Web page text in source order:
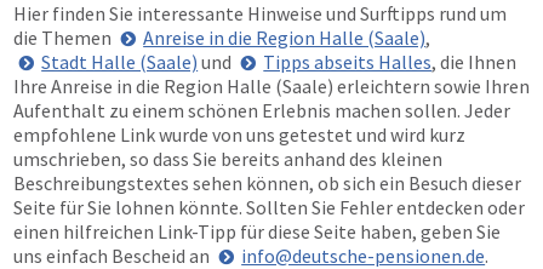
Hier finden Sie interessante Hinweise und Surftipps rund um
die Themen
Anreise in die Region Halle (Saale),
Stadt Halle (Saale) und Tipps abseits Halles, die Ihnen
Ihre Anreise in die Region Halle (Saale) erleichtern sowie Ihren
Aufenthalt zu einem schönen Erlebnis machen sollen. Jeder
empfohlene Link wurde von uns getestet und wird kurz
umschrieben, so dass Sie bereits anhand des kleinen
Beschreibungstextes sehen können, ob sich ein Besuch dieser
Seite für Sie lohnen könnte. Sollten Sie Fehler entdecken oder
einen hilfreichen Link-Tipp für diese Seite haben, geben Sie
uns einfach Bescheid an
info@deutsche-pensionen.de.